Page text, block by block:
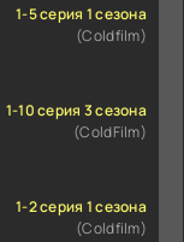
1-5 серия 1 сезона
(Coldfilm)
1-10 серия 3 сезона
(ColdFilm)
1-2 серия 1 сезона
(Coldfilm)